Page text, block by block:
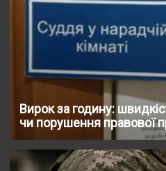
Вирок за годину:
чи порушення правової